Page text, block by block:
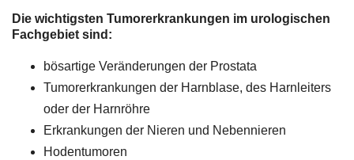
Die wichtigsten Tumorerkrankungen im urologischen
Fachgebiet sind:
bösartige Veränderungen der Prostata
Tumorerkrankungen der Harnblase, des Harnleiters
oder der Harnröhre
Erkrankungen der Nieren und Nebennieren
Hodentumoren